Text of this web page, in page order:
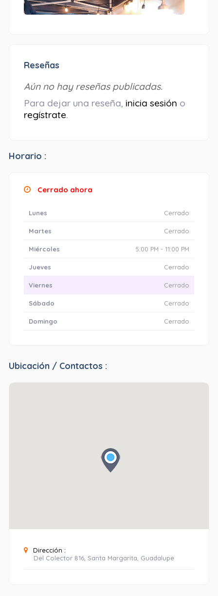
Reseñas
Aún no hay reseñas publicadas.
Para dejar una reseña, inicia sesión o
regístrate.
Horario :
Cerrado ahora
Lunes Cerrado
Martes Cerrado
Miércoles 5:00 PM - 11:00 PM
Jueves Cerrado
Viernes Cerrado
Sábado Cerrado
Domingo Cerrado
Ubicación / Contactos :
Dirección :
Del Colector 816, Santa Margarita, Guadalupe